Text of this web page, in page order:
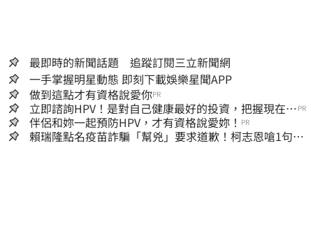
最即時的新聞話題 追蹤訂閱三立新聞網
一手掌握明星動態 即刻下載娛樂星聞APP
做到這點才有資格說愛你PR
立即諮詢HPV！是對自己健康最好的投資，把握現在不
嫌晚！
PR
伴侶和妳一起預防HPV，才有資格說愛妳！ PR
賴瑞隆點名疫苗詐騙「幫兇」要求道歉！柯志恩嗆1句被